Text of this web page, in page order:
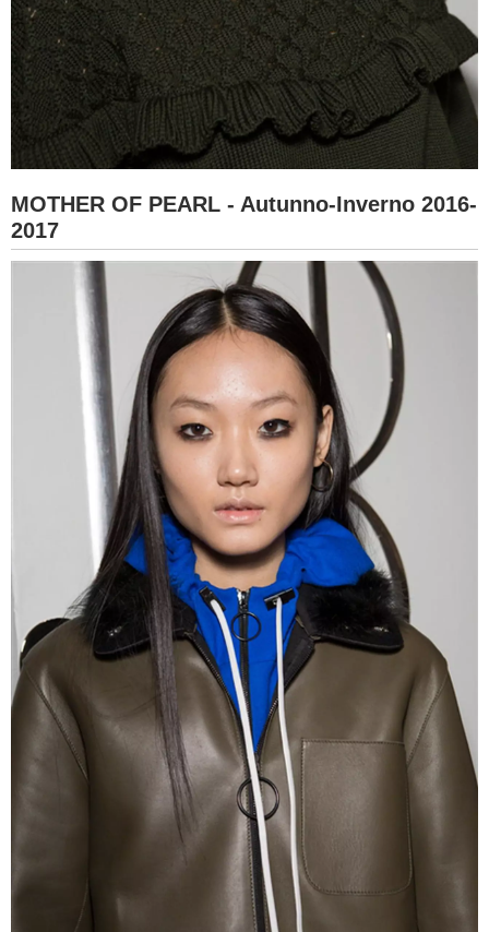
MOTHER OF PEARL - Autunno-Inverno 2016-
2017